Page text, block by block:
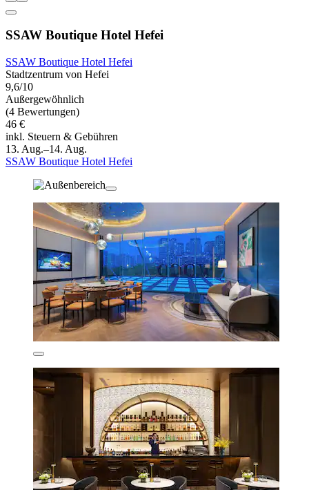
SSAW Boutique Hotel Hefei
SSAW Boutique Hotel Hefei
Stadtzentrum von Hefei
9,6/10
Außergewöhnlich
(4 Bewertungen)
46 €
inkl. Steuern & Gebühren
13. Aug.–14. Aug.
SSAW Boutique Hotel Hefei